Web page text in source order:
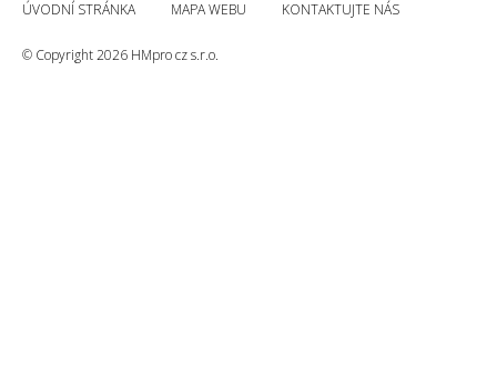
ÚVODNÍ STRÁNKA MAPA WEBU KONTAKTUJTE NÁS
© Copyright 2026 HMpro cz s.r.o.